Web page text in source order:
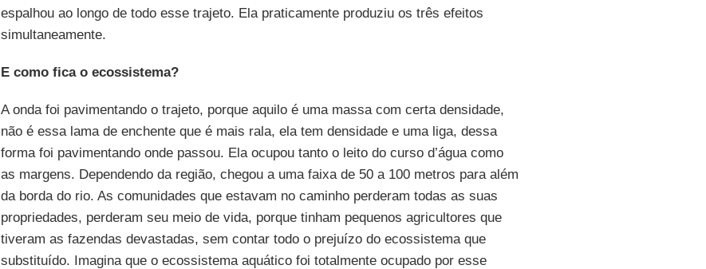
espalhou ao longo de todo esse trajeto. Ela praticamente produziu os três efeitos
simultaneamente.
E como fica o ecossistema?
A onda foi pavimentando o trajeto, porque aquilo é uma massa com certa densidade,
não é essa lama de enchente que é mais rala, ela tem densidade e uma liga, dessa
forma foi pavimentando onde passou. Ela ocupou tanto o leito do curso d’água como
as margens. Dependendo da região, chegou a uma faixa de 50 a 100 metros para além
da borda do rio. As comunidades que estavam no caminho perderam todas as suas
propriedades, perderam seu meio de vida, porque tinham pequenos agricultores que
tiveram as fazendas devastadas, sem contar todo o prejuízo do ecossistema que
substituído. Imagina que o ecossistema aquático foi totalmente ocupado por esse